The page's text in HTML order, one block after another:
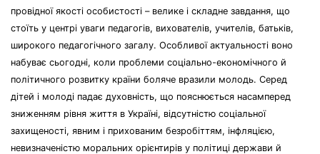
провідної якості особистості – велике і складне завдання, що
стоїть у центрі уваги педагогів, вихователів, учителів, батьків,
широкого педагогічного загалу. Особливої актуальності воно
набуває сьогодні, коли проблеми соціально-економічного й
політичного розвитку країни боляче вразили молодь. Серед
дітей і молоді падає духовність, що пояснюється насамперед
зниженням рівня життя в Україні, відсутністю соціальної
захищеності, явним і прихованим безробіттям, інфляцією,
невизначеністю моральних орієнтирів у політиці держави й